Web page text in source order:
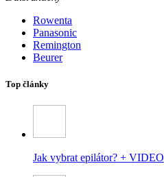
Rowenta
Panasonic
Remington
Beurer
Top články
Jak vybrat epilátor? + VIDEO